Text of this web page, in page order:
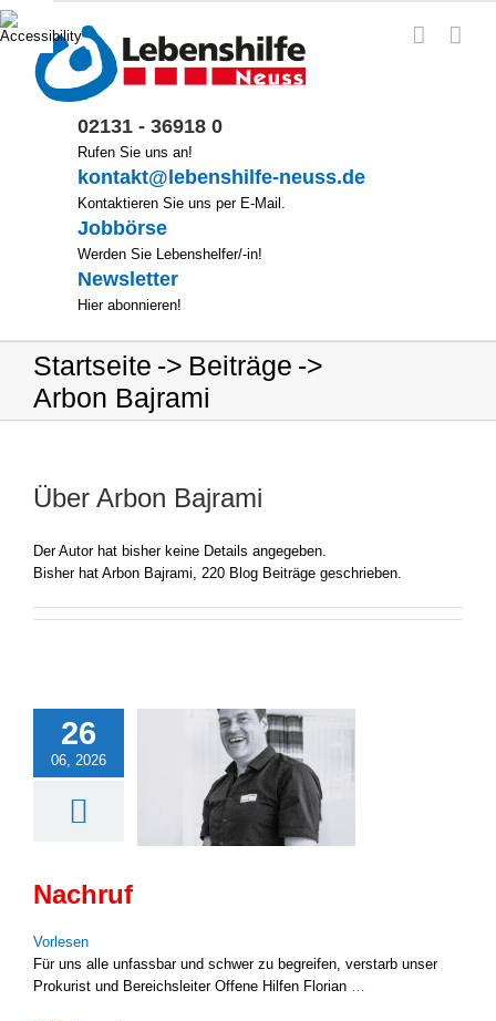
Zum
Inhalt
springen
02131 - 36918 0
Rufen Sie uns an!
kontakt@lebenshilfe-neuss.de
Kontaktieren Sie uns per E-Mail.
Jobbörse
Werden Sie Lebenshelfer/-in!
Newsletter
Hier abonnieren!
Startseite
Beiträge
Arbon Bajrami
Über Arbon Bajrami
Der Autor hat bisher keine Details angegeben.
Bisher hat Arbon Bajrami, 220 Blog Beiträge geschrieben.
26
06, 2026
Nachruf
Vor­le­sen
Für uns alle unfass­bar und schwer zu begrei­fen, ver­starb unser
Pro­ku­rist und Bereichs­lei­ter Offe­ne Hil­fen Flo­ri­an …